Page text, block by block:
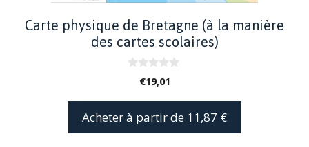
Carte physique de Bretagne (à la manière
des cartes scolaires)
5
€19,01
Acheter à partir de 11,87 €